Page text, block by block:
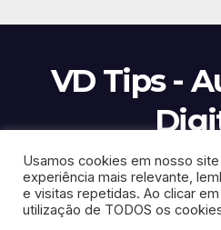
VD Tips -
Proudly powered by WordPress |
Usamos cookies em nosso
experiência mais relevante,
e visitas repetidas. Ao clicar
utilização de TODOS os